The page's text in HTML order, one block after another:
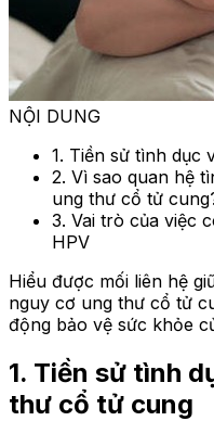
NỘI DUNG
1. Tiền sử tình dục
2. Vì sao quan hệ
ung thư cổ tử
3. Vai trò của việc
HPV
Hiểu được mối liên hệ
nguy cơ ung thư cổ tử
động bảo vệ sức khỏe
1. Tiền sử tình
thư cổ tử cung